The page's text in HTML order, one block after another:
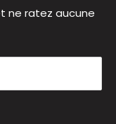
ne ratez aucune